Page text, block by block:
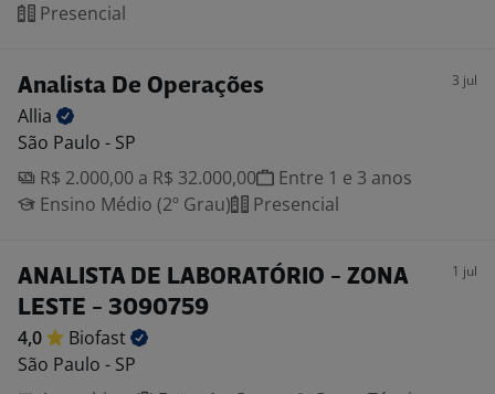
Presencial
Analista De Operações 3 jul
Allia
São Paulo - SP
R$ 2.000,00 a R$ 32.000,00
Entre 1 e 3 anos
Ensino Médio (2º Grau)
Presencial
ANALISTA DE LABORATÓRIO - ZONA
LESTE - 3090759
1 jul
4,0
Biofast
São Paulo - SP